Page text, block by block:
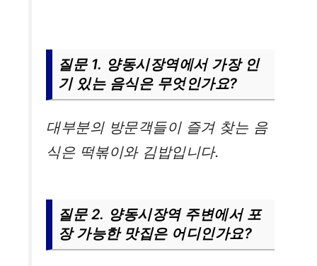
질문 1. 양동시장역에서 가장 인
기 있는 음식은 무엇인가요?
대부분의 방문객들이 즐겨 찾는 음
식은 떡볶이와 김밥입니다.
질문 2. 양동시장역 주변에서 포
장 가능한 맛집은 어디인가요?